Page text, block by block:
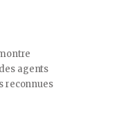
agents
reconnues